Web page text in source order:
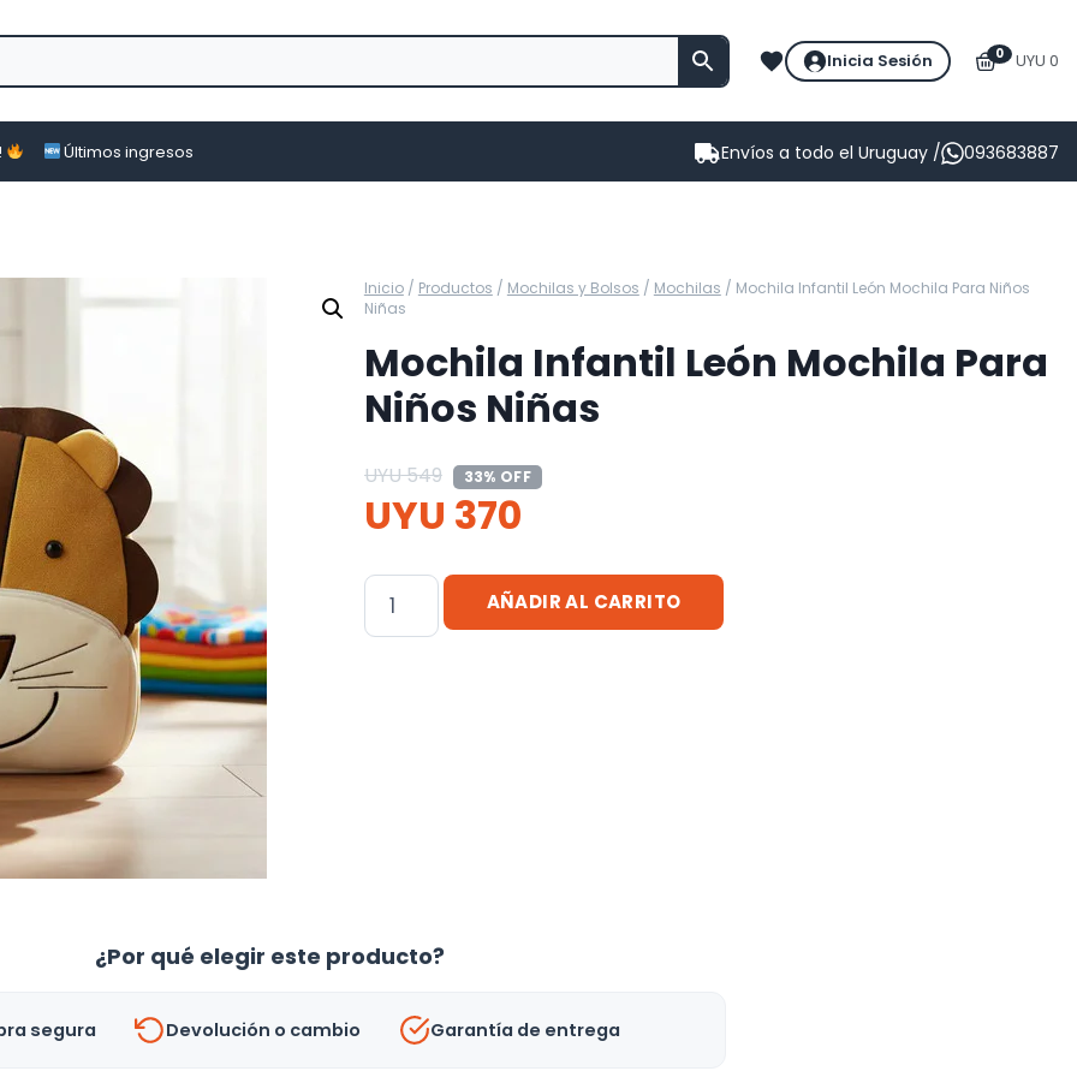
Inicia Sesión 0 UYU 0
Últimos ingresos Envíos a todo el Uruguay / 093683887
Inicio / Productos / Mochilas y Bolsos / Mochilas / Mochila Infantil León Mochila Para Niños
Niñas
Mochila Infantil León Mochila Para
Niños Niñas
UYU549 33% OFF
UYU 370
Mochila
Infantil
AÑADIR AL CARRITO
¿Por qué elegir este producto?
segura Devolución o cambio Garantía de entrega